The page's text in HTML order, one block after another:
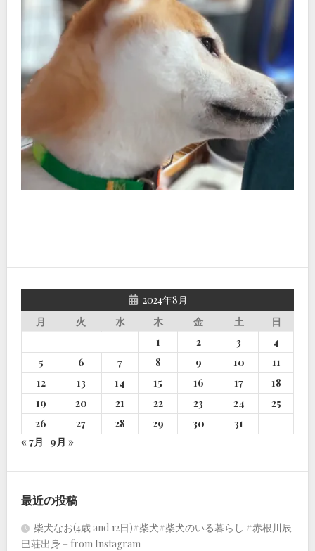
2024年8月
月
火 水 木 金 土
日
1
2 3
4
5
6 7 8 9 10
11
12
13 14 15 16 17
18
19
20 21 22 23 24
25
26
27 28 29 30
31
« 7月
9月 »
最近の投稿
柴犬なお(4歳 and 12日)#柴犬#柴犬のいる暮らし #赤根川辰
巳荘出身 – from Instagram